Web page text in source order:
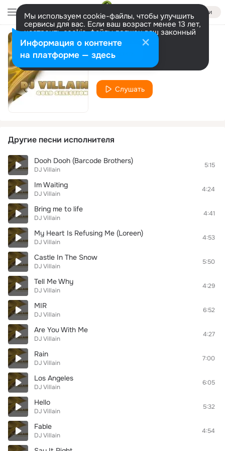
Войти
Мы используем cookie-файлы, чтобы улучшить
сервисы для вас. Если ваш возраст менее 13 лет,
настроить cookie-файлы должен ваш законный
представитель. Больше информации
Разрешить все Настроить
The Summer
DJ Villain
Слушать
Другие песни исполнителя
Dooh Dooh (Barcode Brothers)
DJ Villain
5:15
Im Waiting
DJ Villain
4:24
Bring me to life
DJ Villain
4:41
My Heart Is Refusing Me (Loreen)
DJ Villain
4:53
Castle In The Snow
DJ Villain
5:50
Tell Me Why
DJ Villain
4:29
MIR
DJ Villain
6:52
Are You With Me
DJ Villain
4:27
Rain
DJ Villain
7:00
Los Angeles
DJ Villain
6:05
Hello
DJ Villain
5:32
Fable
DJ Villain
4:54
Информация о контенте
на платформе — здесь